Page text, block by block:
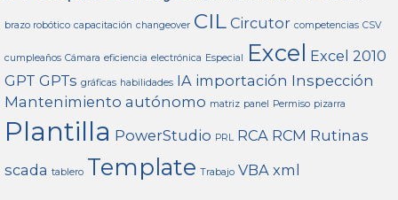
brazo robótico capacitación changeover CIL Circutor competencias CSV
cumpleaños Cámara eficiencia electrónica Especial Excel Excel 2010
GPT GPTs gráficas habilidades IA importación Inspección
Mantenimiento autónomo matriz panel Permiso pizarra
Plantilla PowerStudio PRL RCA RCM Rutinas
scada tablero Template Trabajo VBA xml